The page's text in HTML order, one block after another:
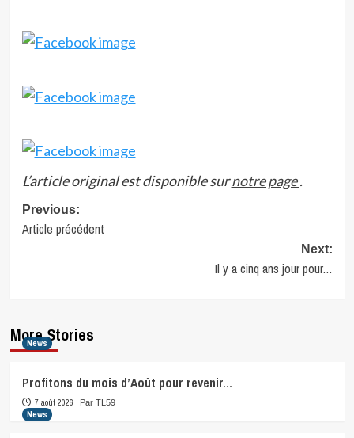
L’article original est disponible surnotre page.
Post
navigation
Previous:
Article précédent
Next:
Il y a cinq ans jour pour…
More Stories
News
Profitons du mois d’Août pour revenir…
7 août 2026 Par TL59
News